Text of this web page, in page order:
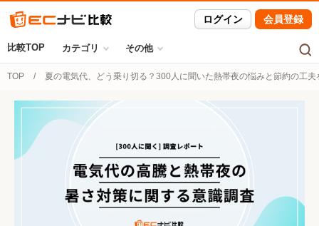
ログイン 会員登録
比較TOP カテゴリ その他
TOP 夏の電気代、どう乗り切る？300人に聞いた熱帯夜の悩みと節約の工